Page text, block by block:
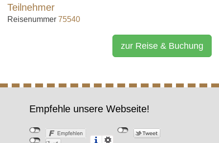
Reisenummer 75540
zur Reise & Buchung
Empfehle unsere Webseite!